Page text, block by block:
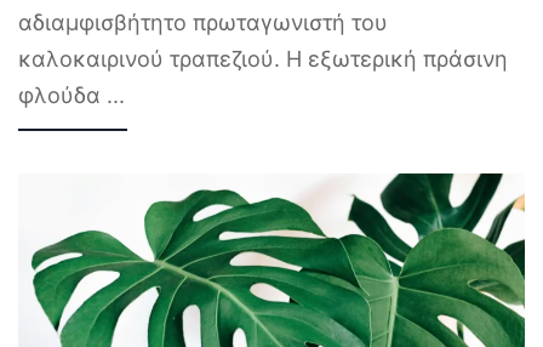
αδιαμφισβήτητο πρωταγωνιστή του
καλοκαιρινού τραπεζιού. Η εξωτερική πράσινη
φλούδα ...